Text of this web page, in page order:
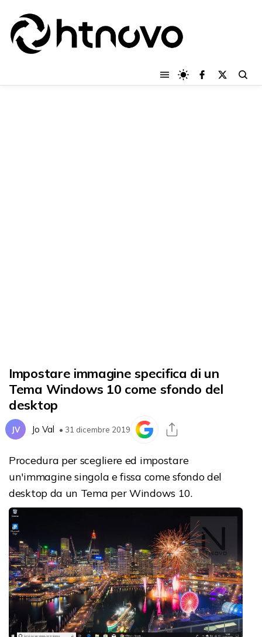
Impostare immagine specifica di un
Tema Windows 10 come sfondo del
desktop
JV Jo Val • 31 dicembre 2019
Procedura per scegliere ed impostare
un'immagine singola e fissa come sfondo del
desktop da un Tema per Windows 10.